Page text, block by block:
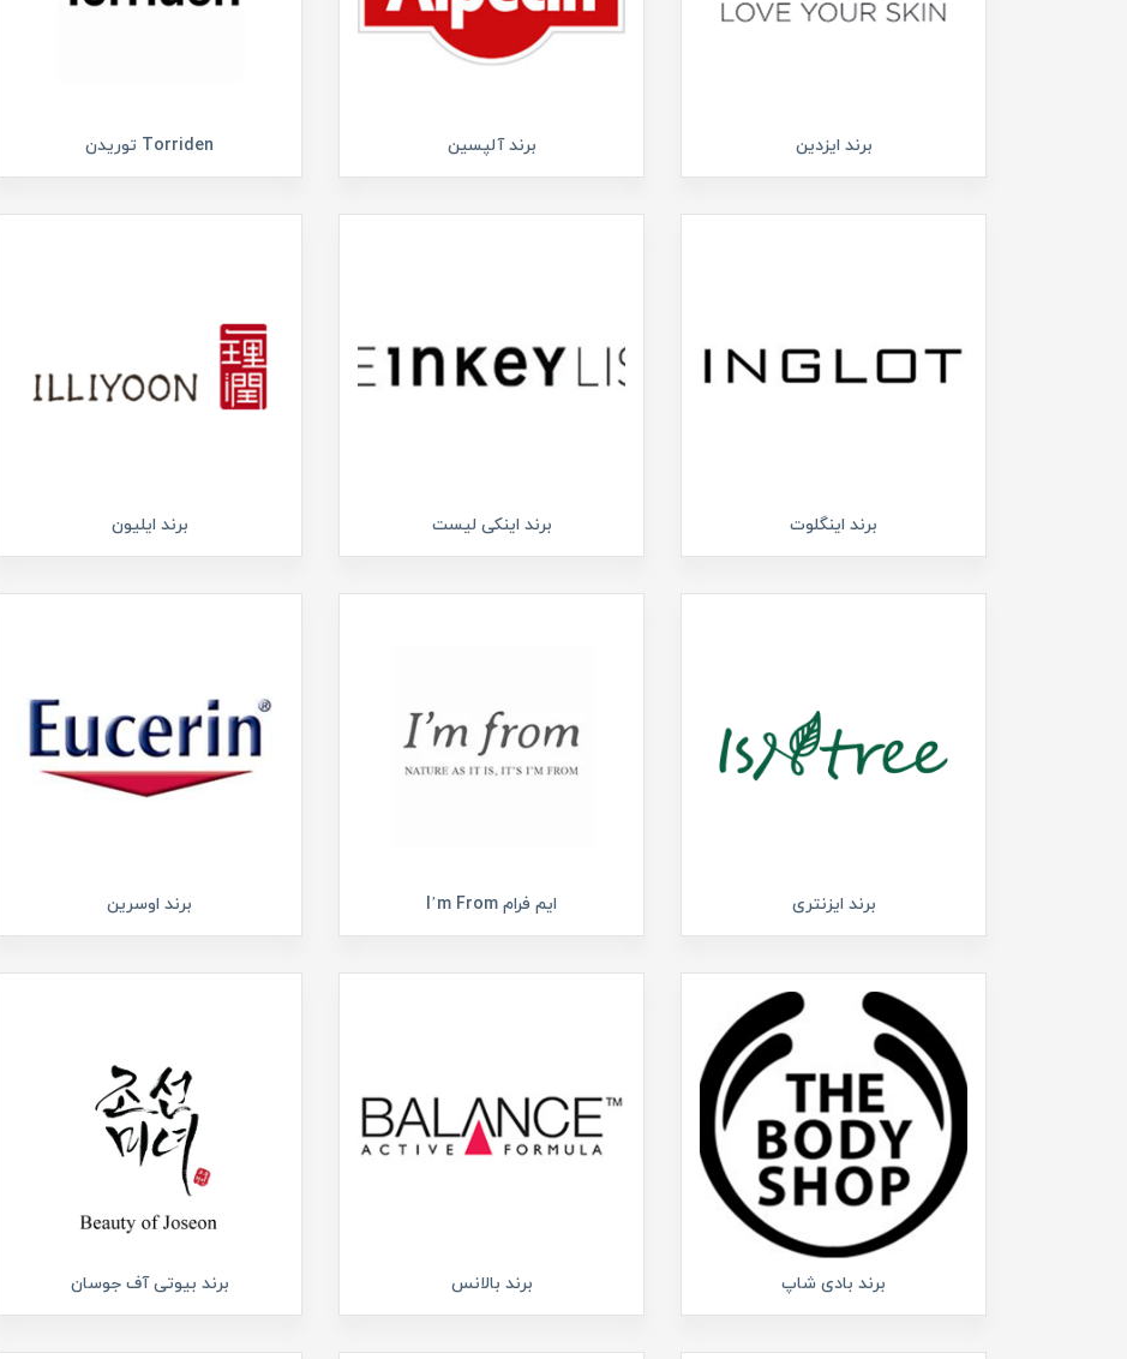
برند ایزدین برند آلپسین Torriden توریدن
برند اینگلوت برند اینکی لیست برند ایلیون
برند ایزنتری ایم فرام I’m From برند اوسرین
برند بادی شاپ برند بالانس برند بیوتی آف جوسان